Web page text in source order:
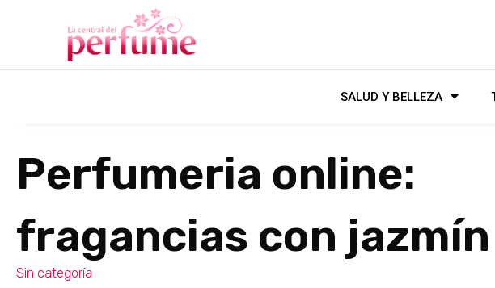
SALUD Y BELLEZA
Perfumeria online:
fragancias con jazmín
Sin categoría